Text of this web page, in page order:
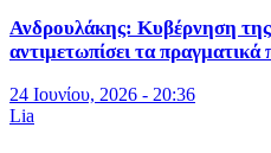
Ανδρουλάκης: Κυβέρνηση της
αντιμετωπίσει τα
24 Ιουνίου, 2026 - 20:36
Lia